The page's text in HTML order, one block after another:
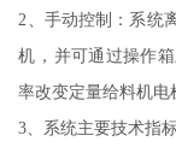
2、手动控制：系
机，并可通过操
率改变定量给料机电机
3、系统主要技术指